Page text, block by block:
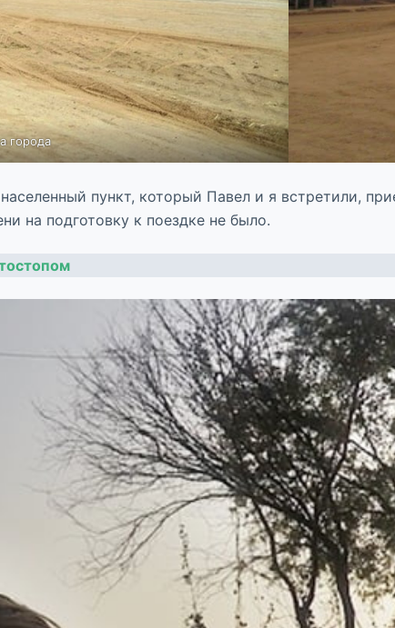
города
пункт, который Павел и я встретили,
на подготовку к поездке не было.